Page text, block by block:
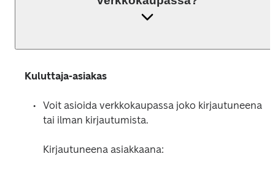
Kuluttaja-asiakas
Voit asioida verkkokaupassa joko kirjautuneena
Kirjautuneena asiakkaana: